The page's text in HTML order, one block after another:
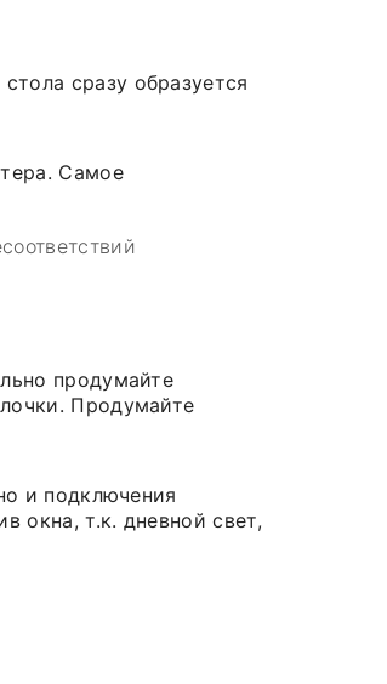
сразу образуется
Самое
продумайте
Продумайте
и подключения
окна, т.к. дневной свет,